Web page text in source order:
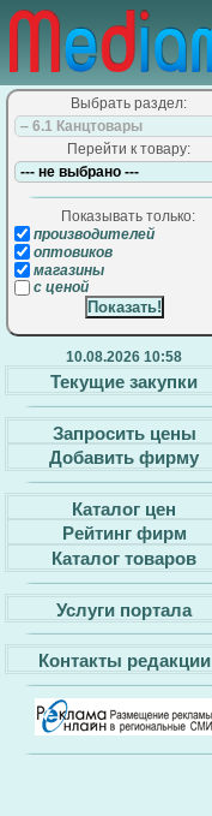
Выбрать раздел:
Перейти к товару:
Показывать только:
производителей
оптовиков
магазины
с ценой
10.08.2026 10:58
Текущие закупки
Запросить цены
Добавить фирму
Каталог цен
Рейтинг фирм
Каталог товаров
Услуги портала
Контакты редакции